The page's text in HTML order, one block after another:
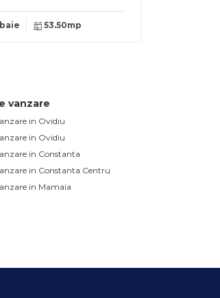
baie 53.50mp
vanzare
in Ovidiu
in Ovidiu
in Constanta
in Constanta Centru
in Mamaia